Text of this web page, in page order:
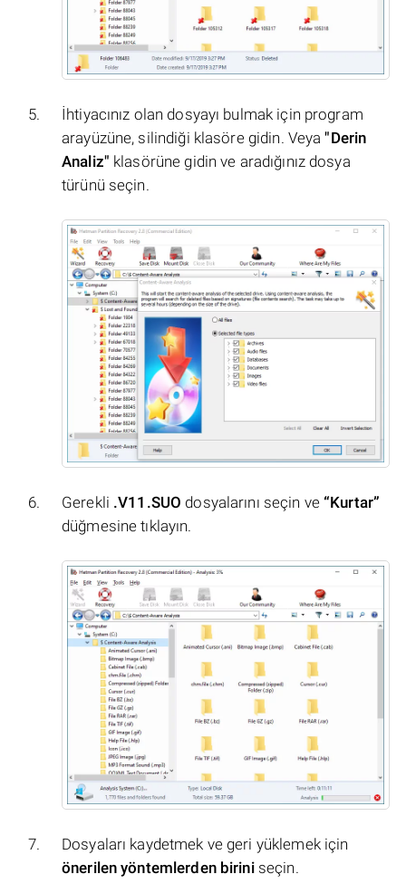
İhtiyacınız olan dosyayı bulmak için program
arayüzüne, silindiği klasöre gidin. Veya"Derin
Analiz" klasörüne gidin ve aradığınız dosya
türünü seçin.
Gerekli .V11.SUO dosyalarını seçin ve “Kurtar”
düğmesine tıklayın.
Dosyaları kaydetmek ve geri yüklemek için
önerilen yöntemlerden biriniseçin.